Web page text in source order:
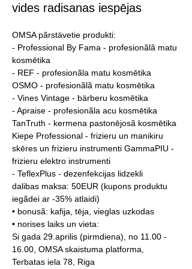
vides radisanas iespējas
OMSA pãrstävetie produkti:
- Professional By Fama - profesionãlã matu
kosmētika
- REF - profesionãla matu kosmētika
OSMO - profesionãlã matu kosmētika
- Vines Vintage - bärberu kosmētika
- Apraise - profesionãla acu kosmētika
TanTruth - kermena pastonējosã kosmētika
Kiepe Professional - frizieru un manikiru
skēres un frizieru instrumenti GammaPIU -
frizieru elektro instrumenti
- TeflexPlus - dezenfekcijas lidzekli
dalibas maksa: 50EUR (kupons produktu
iegãdei ar -35% atlaidi)
• bonusã: kafija, tēja, vieglas uzkodas
• norises laiks un vieta:
Si gada 29.aprilis (pirmdiena), no 11.00 -
16.00, OMSA skaistuma platforma,
Terbatas iela 78, Riga